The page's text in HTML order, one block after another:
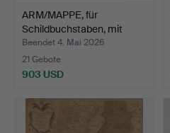
ARM/MAPPE, für
Schildbuchstaben, mit
gekrö…
Beendet 4. Mai 2026
21 Gebote
903 USD